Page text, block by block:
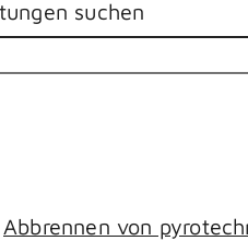
suchen
Abbrennen von